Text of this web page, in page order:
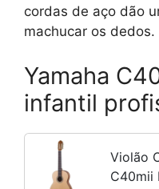
cordas de aço dão
machucar os dedos.
Yamaha
infantil
Violão
C40mii